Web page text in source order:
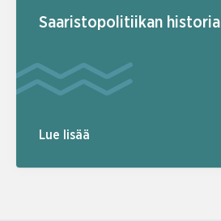
Saaristopolitiikan historia
Lue lisää